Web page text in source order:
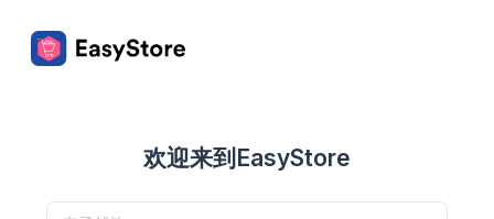
欢迎来到EasyStore